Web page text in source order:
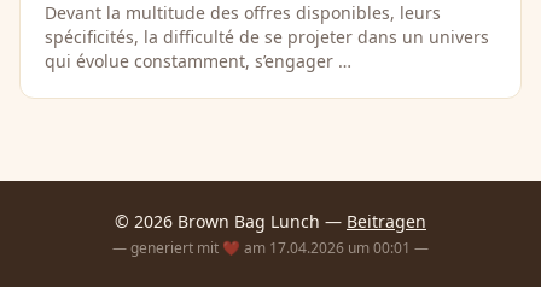
Devant la multitude des offres disponibles, leurs
spécificités, la difficulté de se projeter dans un univers
qui évolue constamment, s’engager …
© 2026 Brown Bag Lunch — Beitragen
— generiert mit ❤️ am 17.04.2026 um 00:01 —